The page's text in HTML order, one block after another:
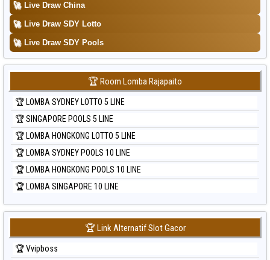
🚀 Live Draw China
🚀 Live Draw SDY Lotto
🚀 Live Draw SDY Pools
🏆 Room Lomba Rajapaito
🏆 LOMBA SYDNEY LOTTO 5 LINE
🏆 SINGAPORE POOLS 5 LINE
🏆 LOMBA HONGKONG LOTTO 5 LINE
🏆 LOMBA SYDNEY POOLS 10 LINE
🏆 LOMBA HONGKONG POOLS 10 LINE
🏆 LOMBA SINGAPORE 10 LINE
🏆 Link Alternatif Slot Gacor
🏆 Vvipboss